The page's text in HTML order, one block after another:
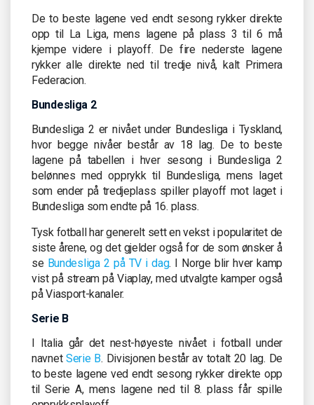
De to beste lagene ved endt sesong rykker direkte
opp til La Liga, mens lagene på plass 3 til 6 må
kjempe videre i playoff. De fire nederste lagene
rykker alle direkte ned til tredje nivå, kalt Primera
Federacion.
Bundesliga 2
Bundesliga 2 er nivået under Bundesliga i Tyskland,
hvor begge nivåer består av 18 lag. De to beste
lagene på tabellen i hver sesong i Bundesliga 2
belønnes med opprykk til Bundesliga, mens laget
som ender på tredjeplass spiller playoff mot laget i
Bundesliga som endte på 16. plass.
Tysk fotball har generelt sett en vekst i popularitet de
siste årene, og det gjelder også for de som ønsker å
se Bundesliga 2 på TV i dag. I Norge blir hver kamp
vist på stream på Viaplay, med utvalgte kamper også
på Viasport-kanaler.
Serie B
I Italia går det nest-høyeste nivået i fotball under
navnetSerie B. Divisjonen består av totalt 20 lag. De
to beste lagene ved endt sesong rykker direkte opp
til Serie A, mens lagene ned til 8. plass får spille